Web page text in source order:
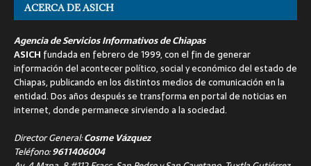
ACERCA DE ASICH
Agencia de Servicios Informativos de Chiapas
ASICH fundada en febrero de 1999, con el fin de generar
información del acontecer político, social y económico del estado de
Chiapas, publicando en los distintos medios de comunicación en la
entidad. Dos años después se transforma en portal de noticias en
internet, donde permanece sirviendo a la sociedad.
Director General:Cosme Vázquez
Teléfono:9611406004